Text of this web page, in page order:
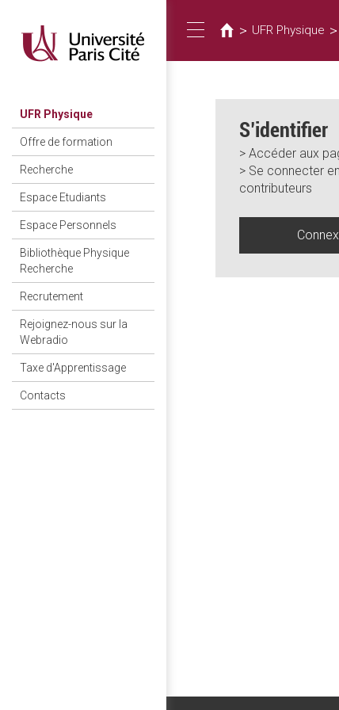
contenu
principal
UFR Physique
Offre de formation
Recherche
Espace Etudiants
Espace Personnels
Bibliothèque Physique
Recherche
Recrutement
Rejoignez-nous sur la
Webradio
Taxe d'Apprentissage
Contacts
Toggle
navigation
êtes
ici
> UFR Physique >
S’identifier
> Accéder aux
> Se connecter
contributeurs